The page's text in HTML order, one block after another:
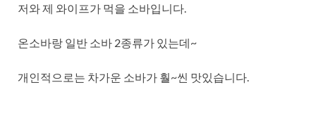
저와 제 와이프가 먹을 소바입니다.
온소바랑 일반 소바 2종류가 있는데~
개인적으로는 차가운 소바가 훨~씬 맛있습니다.